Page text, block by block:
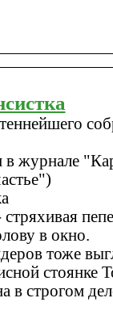
журнале
в окно.
тоже
стоянке
в строгом